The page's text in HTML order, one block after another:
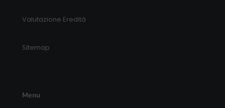
Valutazione Eredità
Sitemap
Menu